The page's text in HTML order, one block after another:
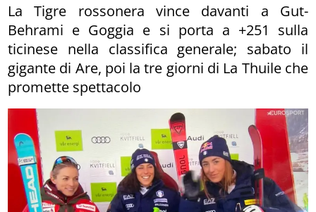
La Tigre rossonera vince davanti a Gut-
Behrami e Goggia e si porta a +251 sulla
ticinese nella classifica generale; sabato il
gigante di Are, poi la tre giorni di La Thuile che
promette spettacolo